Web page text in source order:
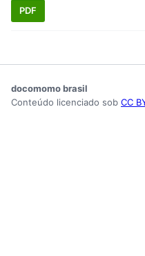
PDF
docomomo brasil
Conteúdo licenciado sob CC